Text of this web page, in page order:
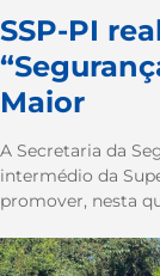
SSP-PI
Maior
A Secretaria da
intermédio da
promover, nesta